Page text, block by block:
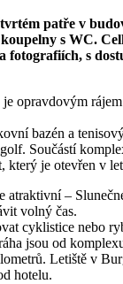
patře v
s WC.
fotografiích, s
opravdovým
bazén a
Součástí
který je otevřen v
atraktivní –
volný čas.
cyklistice nebo
jsou od
Letiště v
hotelu.